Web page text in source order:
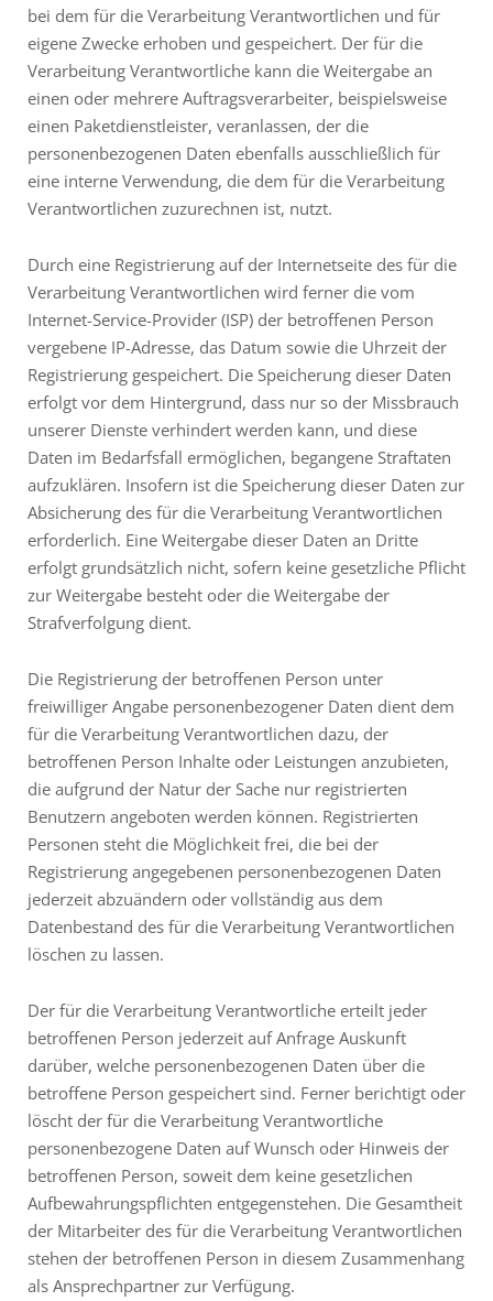
bei dem für die Verarbeitung Verantwortlichen und für
eigene Zwecke erhoben und gespeichert. Der für die
Verarbeitung Verantwortliche kann die Weitergabe an
einen oder mehrere Auftragsverarbeiter, beispielsweise
einen Paketdienstleister, veranlassen, der die
personenbezogenen Daten ebenfalls ausschließlich für
eine interne Verwendung, die dem für die Verarbeitung
Verantwortlichen zuzurechnen ist, nutzt.
Durch eine Registrierung auf der Internetseite des für die
Verarbeitung Verantwortlichen wird ferner die vom
Internet-Service-Provider (ISP) der betroffenen Person
vergebene IP-Adresse, das Datum sowie die Uhrzeit der
Registrierung gespeichert. Die Speicherung dieser Daten
erfolgt vor dem Hintergrund, dass nur so der Missbrauch
unserer Dienste verhindert werden kann, und diese
Daten im Bedarfsfall ermöglichen, begangene Straftaten
aufzuklären. Insofern ist die Speicherung dieser Daten zur
Absicherung des für die Verarbeitung Verantwortlichen
erforderlich. Eine Weitergabe dieser Daten an Dritte
erfolgt grundsätzlich nicht, sofern keine gesetzliche Pflicht
zur Weitergabe besteht oder die Weitergabe der
Strafverfolgung dient.
Die Registrierung der betroffenen Person unter
freiwilliger Angabe personenbezogener Daten dient dem
für die Verarbeitung Verantwortlichen dazu, der
betroffenen Person Inhalte oder Leistungen anzubieten,
die aufgrund der Natur der Sache nur registrierten
Benutzern angeboten werden können. Registrierten
Personen steht die Möglichkeit frei, die bei der
Registrierung angegebenen personenbezogenen Daten
jederzeit abzuändern oder vollständig aus dem
Datenbestand des für die Verarbeitung Verantwortlichen
löschen zu lassen.
Der für die Verarbeitung Verantwortliche erteilt jeder
betroffenen Person jederzeit auf Anfrage Auskunft
darüber, welche personenbezogenen Daten über die
betroffene Person gespeichert sind. Ferner berichtigt oder
löscht der für die Verarbeitung Verantwortliche
personenbezogene Daten auf Wunsch oder Hinweis der
betroffenen Person, soweit dem keine gesetzlichen
Aufbewahrungspflichten entgegenstehen. Die Gesamtheit
der Mitarbeiter des für die Verarbeitung Verantwortlichen
stehen der betroffenen Person in diesem Zusammenhang
als Ansprechpartner zur Verfügung.